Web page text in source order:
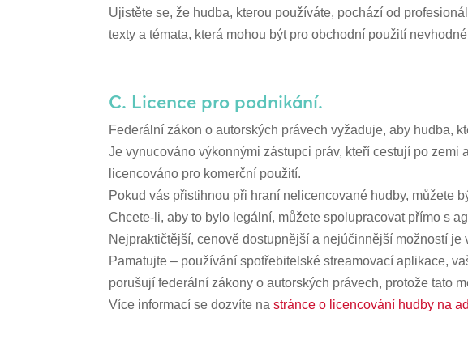
Ujistěte se, že hudba, kterou používáte, pochází od
texty a témata, která mohou být pro obchodní použití
C. Licence pro podnikání.
Federální zákon o autorských právech vyžaduje, aby hudba,
Je vynucováno výkonnými zástupci práv, kteří cestují po
licencováno pro komerční použití.
Pokud vás přistihnou při hraní nelicencované hudby, můžete
Chcete-li, aby to bylo legální, můžete spolupracovat přímo s
Nejpraktičtější, cenově dostupnější a nejúčinnější možností
Pamatujte – používání spotřebitelské streamovací aplikace,
porušují federální zákony o autorských právech, protože tato
Více informací se dozvíte nastránce o licencování hudby na